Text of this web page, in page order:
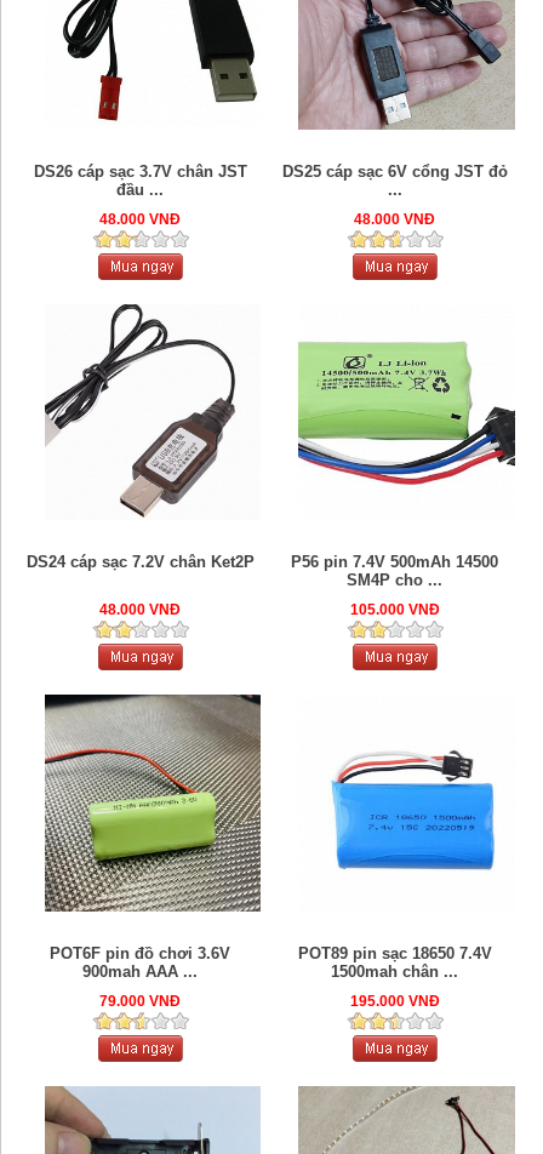
DS26 cáp sạc 3.7V chân JST
đầu ...
48.000 VNĐ
DS25 cáp sạc 6V cổng JST đỏ
...
48.000 VNĐ
DS24 cáp sạc 7.2V chân Ket2P
48.000 VNĐ
P56 pin 7.4V 500mAh 14500
SM4P cho ...
105.000 VNĐ
POT6F pin đồ chơi 3.6V
900mah AAA ...
79.000 VNĐ
POT89 pin sạc 18650 7.4V
1500mah chân ...
195.000 VNĐ